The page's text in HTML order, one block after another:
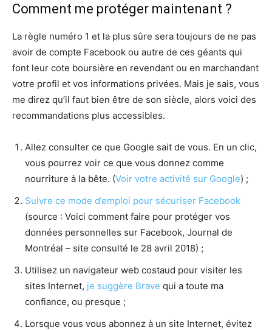
Comment me protéger maintenant ?
La règle numéro 1 et la plus sûre sera toujours de ne pas
avoir de compte Facebook ou autre de ces géants qui
font leur cote boursière en revendant ou en marchandant
votre profil et vos informations privées. Mais je sais, vous
me direz qu’il faut bien être de son siècle, alors voici des
recommandations plus accessibles.
Allez consulter ce que Google sait de vous. En un clic,
vous pourrez voir ce que vous donnez comme
nourriture à la bête. (Voir votre activité sur Google) ;
Suivre ce mode d’emploi pour sécuriser Facebook
(source : Voici comment faire pour protéger vos
données personnelles sur Facebook, Journal de
Montréal – site consulté le 28 avril 2018) ;
Utilisez un navigateur web costaud pour visiter les
sites Internet, je suggère Brave qui a toute ma
confiance, ou presque ;
Lorsque vous vous abonnez à un site Internet, évitez